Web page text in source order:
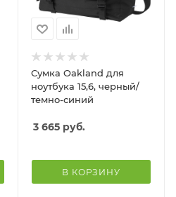
Сумка Oakland для
ноутбука 15,6, черный/
темно-синий
3 665 руб.
В КОРЗИНУ